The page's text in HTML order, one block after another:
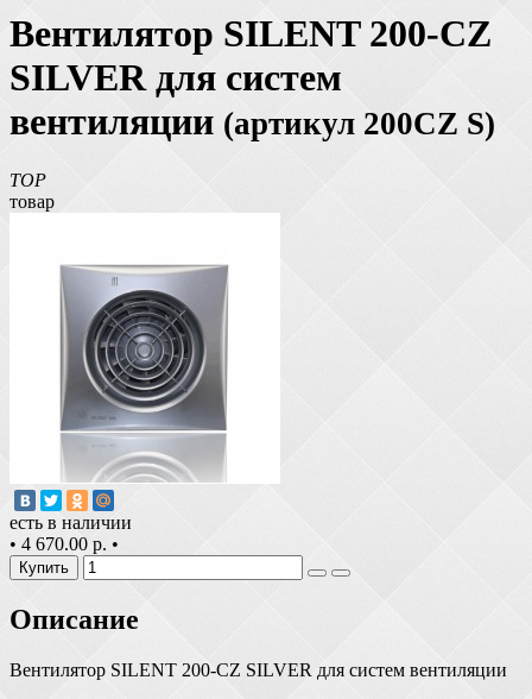
Вентилятор SILENT 200-CZ
SILVER для систем
вентиляции (артикул 200CZ S)
TOP
товар
есть в наличии
• 4 670.00 р. •
Купить
Описание
Вентилятор SILENT 200-CZ SILVER для систем вентиляции